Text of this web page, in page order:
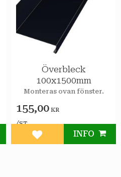
Överbleck
100x1500mm
Monteras ovan fönster.
155,00 KR
/ST
Lägg till i favoriter
INFO